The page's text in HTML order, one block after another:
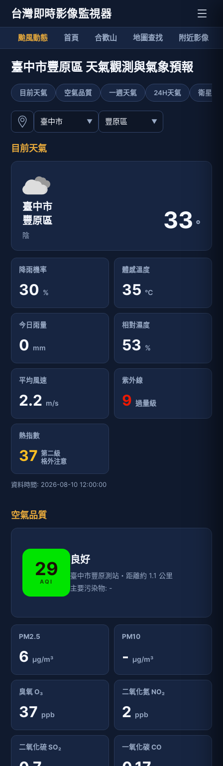
台灣即時影像監視器
颱風動態 首頁 合歡山 地圖查找 附近影像
臺中市豐原區 天氣觀測與氣象預報
目前天氣 空氣品質 一週天氣 24H天氣 衛星影
目前天氣
臺中市
豐原區
陰
33 °
降雨機率
30 %
體感溫度
35 °C
今日雨量
0 mm
相對濕度
53 %
平均風速
2.2 m/s
紫外線
9 過量級
熱指數
37 第二級
格外注意
資料時間: 2026-08-10 12:00:00
空氣品質
29
AQI
良好
臺中市豐原測站・距離約 1.1 公里
主要污染物: -
PM2.5
6 μg/m³
PM10
- μg/m³
臭氧 O₃
37 ppb
二氧化氮 NO₂
2 ppb
二氧化硫 SO₂ 一氧化碳 CO